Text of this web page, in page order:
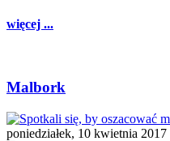
więcej ...
Malbork
poniedziałek, 10 kwietnia 2017